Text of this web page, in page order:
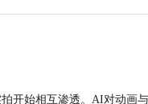
开始相互渗透。AI对动画